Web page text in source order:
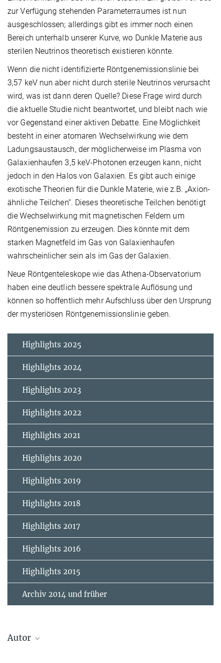
zur Verfügung stehenden Parameterraumes ist nun
ausgeschlossen; allerdings gibt es immer noch einen
Bereich unterhalb unserer Kurve, wo Dunkle Materie aus
sterilen Neutrinos theoretisch existieren könnte.
Wenn die nicht identifizierte Röntgenemissionslinie bei
3,57 keV nun aber nicht durch sterile Neutrinos verursacht
wird, was ist dann deren Quelle? Diese Frage wird durch
die aktuelle Studie nicht beantwortet, und bleibt nach wie
vor Gegenstand einer aktiven Debatte. Eine Möglichkeit
besteht in einer atomaren Wechselwirkung wie dem
Ladungsaustausch, der möglicherweise im Plasma von
Galaxienhaufen 3,5 keV-Photonen erzeugen kann, nicht
jedoch in den Halos von Galaxien. Es gibt auch einige
exotische Theorien für die Dunkle Materie, wie z.B. „Axion-
ähnliche Teilchen“. Dieses theoretische Teilchen benötigt
die Wechselwirkung mit magnetischen Feldern um
Röntgenemission zu erzeugen. Dies könnte mit dem
starken Magnetfeld im Gas von Galaxienhaufen
wahrscheinlicher sein als im Gas der Galaxien.
Neue Röntgenteleskope wie das Athena-Observatorium
haben eine deutlich bessere spektrale Auflösung und
können so hoffentlich mehr Aufschluss über den Ursprung
der mysteriösen Röntgenemissionslinie geben.
Highlights 2025
Highlights 2024
Highlights 2023
Highlights 2022
Highlights 2021
Highlights 2020
Highlights 2019
Highlights 2018
Highlights 2017
Highlights 2016
Highlights 2015
Archiv 2014 und früher
Autor